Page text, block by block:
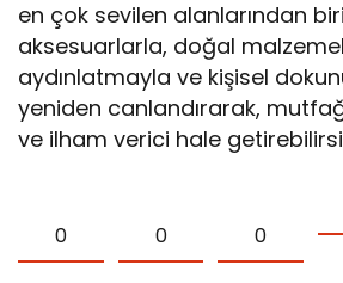
en çok sevilen alanlarından
aksesuarlarla, doğal
aydınlatmayla ve kişisel
yeniden canlandırarak,
ve ilham verici hale
0 0 0